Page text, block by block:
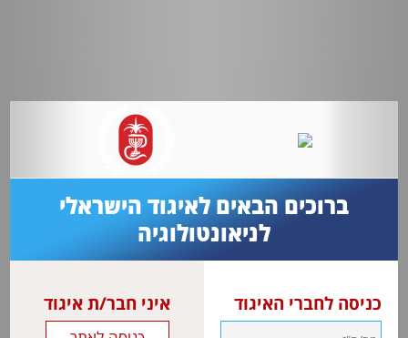
ברוכים הבאים לאיגוד הישראלי
לניאונטולוגיה
כניסה לחברי האיגוד איני חבר/ת איגוד